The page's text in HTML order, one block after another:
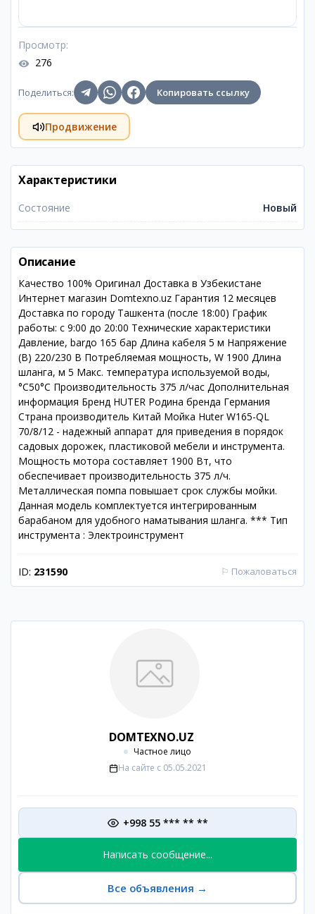
Просмотр:
276
Поделиться: Копировать ссылку
Продвижение
Характеристики
Состояние Новый
Описание
Качество 100% Оригинал Доставка в Узбекистане
Интернет магазин Domtexno.uz Гарантия 12 месяцев
Доставка по городу Ташкента (после 18:00) График
работы: с 9:00 до 20:00 Технические характеристики
Давление, barдо 165 бар Длина кабеля 5 м Напряжение
(В) 220/230 В Потребляемая мощность, W 1900 Длина
шланга, м 5 Макс. температура используемой воды,
°С50°С Производительность 375 л/час Дополнительная
информация Бренд HUTER Родина бренда Германия
Страна производитель Китай Мойка Huter W165-QL
70/8/12 - надежный аппарат для приведения в порядок
садовых дорожек, пластиковой мебели и инструмента.
Мощность мотора составляет 1900 Вт, что
обеспечивает производительность 375 л/ч.
Металлическая помпа повышает срок службы мойки.
Данная модель комплектуется интегрированным
барабаном для удобного наматывания шланга. *** Тип
инструмента : Электроинструмент
ID: 231590 ⚐ Пожаловаться
DOMTEXNO.UZ
Частное лицо
На сайте с 05.05.2021
+998 55 *** ** **
Написать сообщение...
Все объявления →